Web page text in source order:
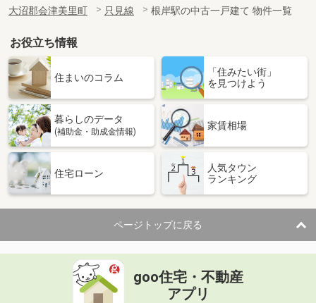
大沼郡会津美里町
只見線 根岸駅の中古一戸建て 物件一覧
お役立ち情報
住まいのコラム
「住みたい街」
を見つけよう
暮らしのデータ
(補助金・助成金情報)
家賃相場
住宅ローン
人気タウン
ランキング
ページトップに戻る
goo住宅・不動産
アプリ